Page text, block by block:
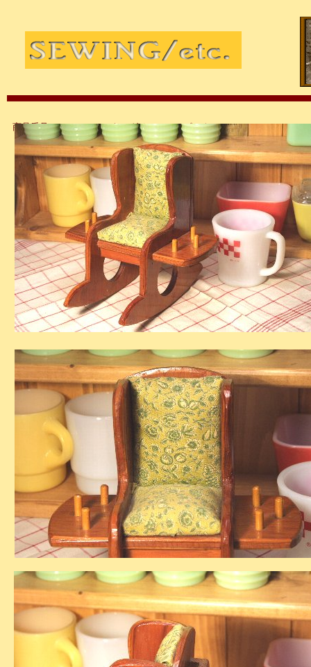
商品番号：at2991 ロッキングチェアー ピンクッション